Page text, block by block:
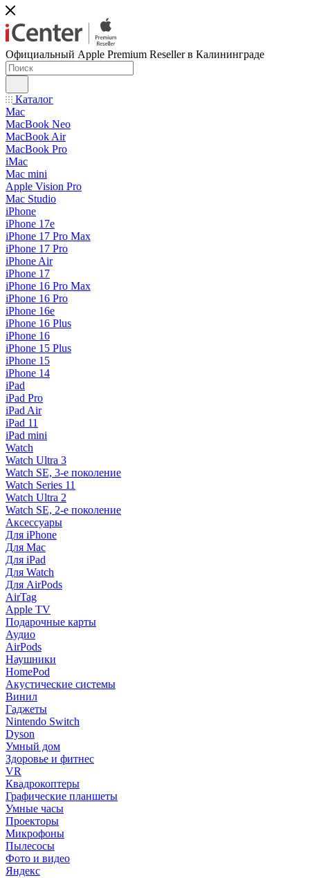
Официальный Apple Premium Reseller в Калининграде
Каталог
Mac
MacBook Neo
MacBook Air
MacBook Pro
iMac
Mac mini
Apple Vision Pro
Mac Studio
iPhone
iPhone 17e
iPhone 17 Pro Max
iPhone 17 Pro
iPhone Air
iPhone 17
iPhone 16 Pro Max
iPhone 16 Pro
iPhone 16e
iPhone 16 Plus
iPhone 16
iPhone 15 Plus
iPhone 15
iPhone 14
iPad
iPad Pro
iPad Air
iPad 11
iPad mini
Watch
Watch Ultra 3
Watch SE, 3-е поколение
Watch Series 11
Watch Ultra 2
Watch SE, 2-е поколение
Аксессуары
Для iPhone
Для Mac
Для iPad
Для Watch
Для AirPods
AirTag
Apple TV
Подарочные карты
Аудио
AirPods
Наушники
HomePod
Акустические системы
Винил
Гаджеты
Nintendo Switch
Dyson
Умный дом
Здоровье и фитнес
VR
Квадрокоптеры
Графические планшеты
Умные часы
Проекторы
Микрофоны
Пылесосы
Фото и видео
Яндекс